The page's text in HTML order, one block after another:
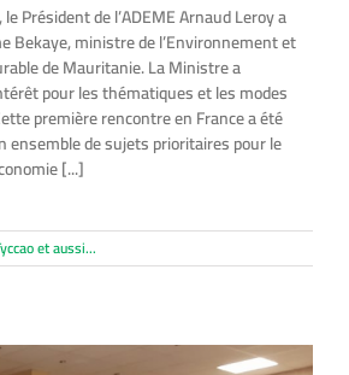
Président de l’ADEME Arnaud Leroy a
Bekaye, ministre de l’Environnement et
de Mauritanie. La Ministre a
pour les thématiques et les modes
première rencontre en France a été
ensemble de sujets prioritaires pour le
[...]
et aussi...